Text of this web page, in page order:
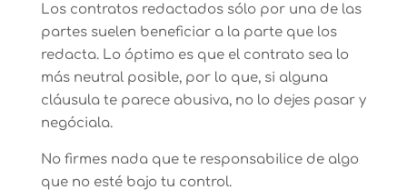
Los contratos redactados sólo por una de las
partes suelen beneficiar a la parte que los
redacta. Lo óptimo es que el contrato sea lo
más neutral posible, por lo que, si alguna
cláusula te parece abusiva, no lo dejes pasar y
negóciala.
No firmes nada que te responsabilice de algo
que no esté bajo tu control.